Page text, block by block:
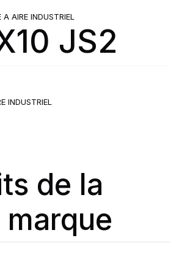
AIRE INDUSTRIEL
JS2
INDUSTRIEL
de la